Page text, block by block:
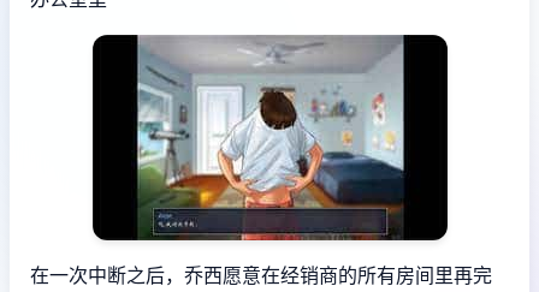
在一次中断之后，乔西愿意在经销商的所有房间里再完